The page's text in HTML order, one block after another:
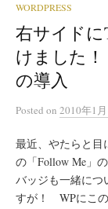
WORDPRESS
右サイドに
けました！
の導入
Posted on 2010年1
最近、やたらと目
の「Follow Me」
バッジも一緒につ
すが！ WPにこ